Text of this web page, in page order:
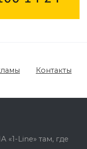
Контакты
«1-Line» там, где